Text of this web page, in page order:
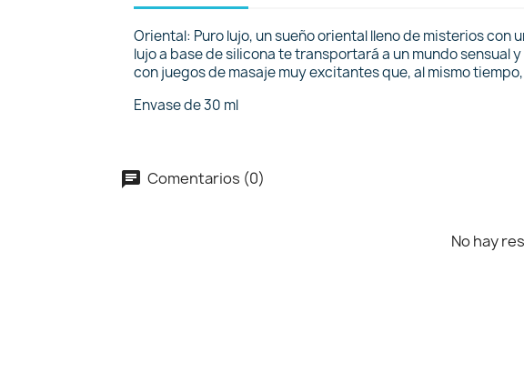
Oriental: Puro lujo, un sueño oriental lleno de misterios con
lujo a base de silicona te transportará a un mundo
con juegos de masaje muy excitantes que, al mismo
Envase de 30 ml
Comentarios (0)
No hay